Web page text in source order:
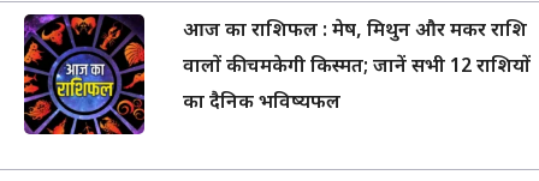
आज का राशिफल : मेष, मिथुन और मकर राशि
वालों की चमकेगी किस्मत; जानें सभी 12 राशियों
का दैनिक भविष्यफल